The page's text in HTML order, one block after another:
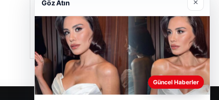
23/06/2026
Göz Atın ×
Güncel Haberler